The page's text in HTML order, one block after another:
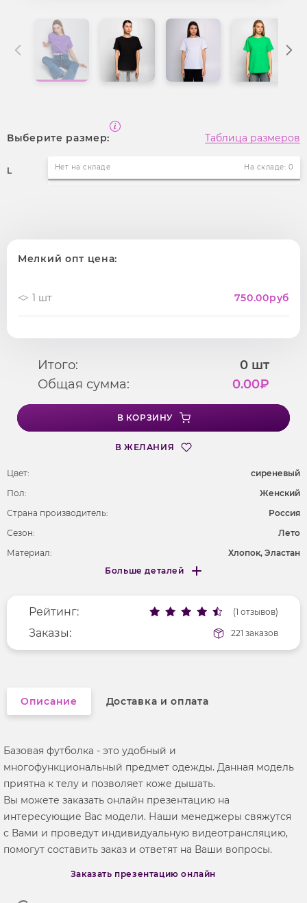
Выберите размер: Таблица размеров
L Нет на складе На складе: 0
Мелкий опт цена:
1 шт 750.00руб
Итого: 0 шт
Общая сумма:
0.00₽
В КОРЗИНУ
В ЖЕЛАНИЯ
Цвет:
сиреневый
Пол:
Женский
Страна производитель:
Россия
Сезон:
Лето
Материал:
Хлопок, Эластан
Фактура материала
гладкий
Длина рукава
короткие
Вырез горловины
округлый
Больше деталей
Меньше деталей
Рейтинг: (1 отзывов)
Заказы: 221 заказов
Описание Доставка и оплата
Базовая футболка - это удобный и
многофункциональный предмет одежды. Данная модель
приятна к телу и позволяет коже дышать.
Вы можете заказать онлайн презентацию на
интересующие Вас модели. Наши менеджеры свяжутся
с Вами и проведут индивидуальную видеотрансляцию,
помогут составить заказ и ответят на Ваши вопросы.
Заказать презентацию онлайн